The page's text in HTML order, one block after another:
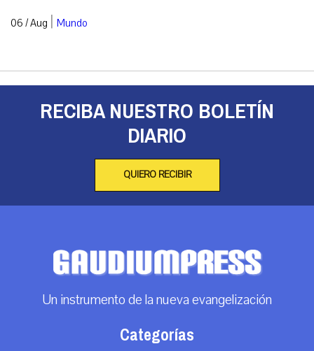
06 / Aug | Mundo
RECIBA NUESTRO BOLETÍN
DIARIO
QUIERO RECIBIR
Un instrumento de la nueva evangelización
Categorías